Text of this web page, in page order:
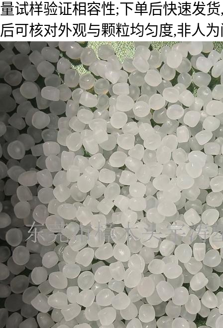
量试样验证相容性;下单后快速发
后可核对外观与颗粒均匀度,非人